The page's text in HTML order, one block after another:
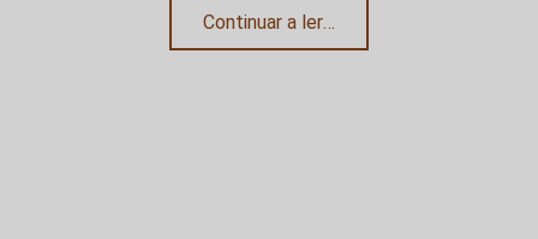
Continuar a ler“Petiscando com amigos… Dobradinha e outros petiscos”
…